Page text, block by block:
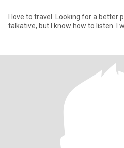
I love to travel. Looking for a better
talkative, but I know how to listen. I